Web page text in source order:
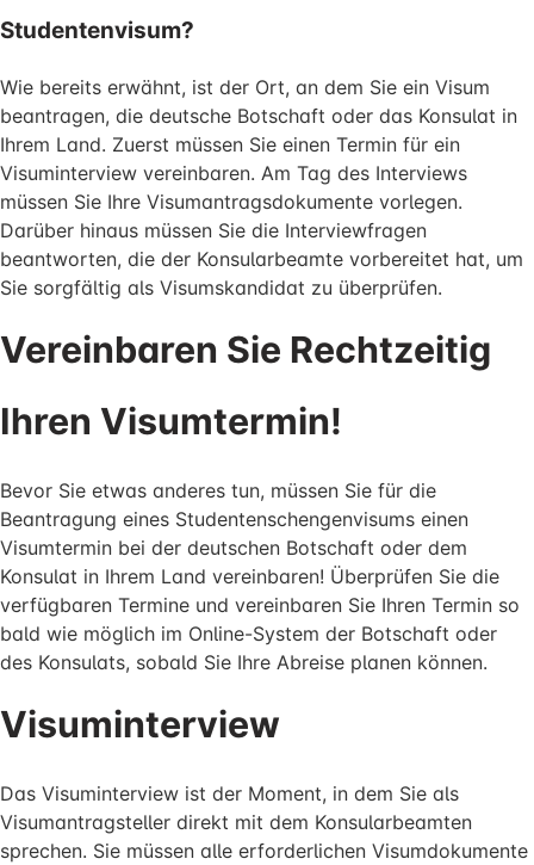
Studentenvisum?
Wie bereits erwähnt, ist der Ort, an dem Sie ein Visum
beantragen, die deutsche Botschaft oder das Konsulat in
Ihrem Land. Zuerst müssen Sie einen Termin für ein
Visuminterview vereinbaren. Am Tag des Interviews
müssen Sie Ihre Visumantragsdokumente vorlegen.
Darüber hinaus müssen Sie die Interviewfragen
beantworten, die der Konsularbeamte vorbereitet hat, um
Sie sorgfältig als Visumskandidat zu überprüfen.
Vereinbaren Sie Rechtzeitig
Ihren Visumtermin!
Bevor Sie etwas anderes tun, müssen Sie für die
Beantragung eines Studentenschengenvisums einen
Visumtermin bei der deutschen Botschaft oder dem
Konsulat in Ihrem Land vereinbaren! Überprüfen Sie die
verfügbaren Termine und vereinbaren Sie Ihren Termin so
bald wie möglich im Online-System der Botschaft oder
des Konsulats, sobald Sie Ihre Abreise planen können.
Visuminterview
Das Visuminterview ist der Moment, in dem Sie als
Visumantragsteller direkt mit dem Konsularbeamten
sprechen. Sie müssen alle erforderlichen Visumdokumente